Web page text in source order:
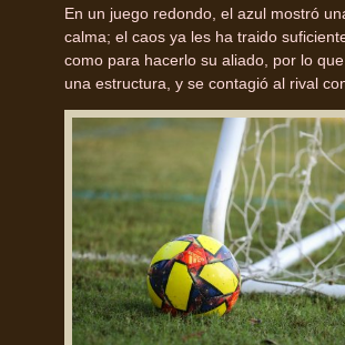
En un juego redondo, el azul mostró
calma; el caos ya les ha traido
como para hacerlo su aliado, por lo
una estructura, y se contagió al rival